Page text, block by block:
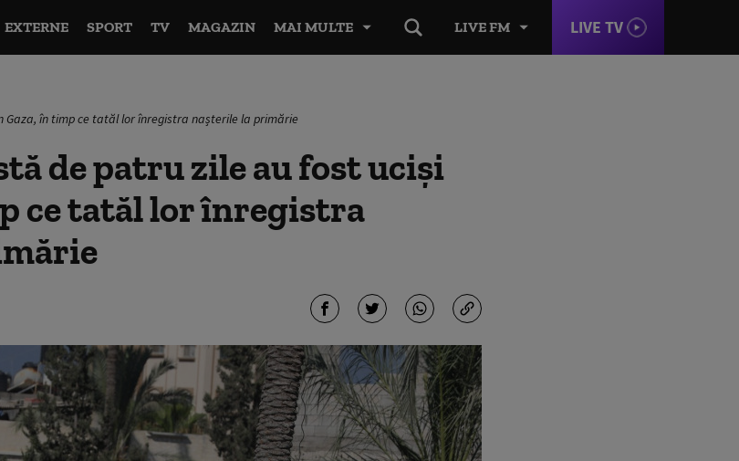
LIVE FM LIVE TV
EXTERNE SPORT TV MAGAZIN MAI MULTE
Gaza, în timp ce tatăl lor înregistra nașterile la primărie
de patru zile au fost uciși
ce tatăl lor înregistra